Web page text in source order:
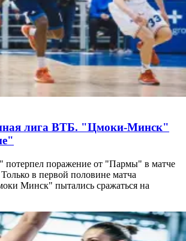
лига ВТБ. "Цмоки-Минск"
поражение от "Пармы" в матче
в первой половине матча
Минск" пытались сражаться на